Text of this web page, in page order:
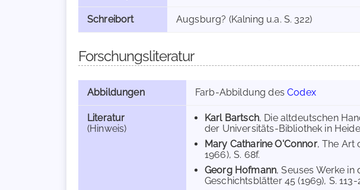
Schreibort Augsburg? (Kalning u.a. S. 322)
Forschungsliteratur
Abbildungen Farb-Abbildung desCodex
Literatur
(Hinweis)
Karl Bartsch, Die altdeutschen
der Universitäts-Bibliothek in
Mary Catharine O'Connor, The Art
1966), S. 68f.
Georg Hofmann, Seuses Werke
Geschichtsblätter 45 (1969), S. 113-